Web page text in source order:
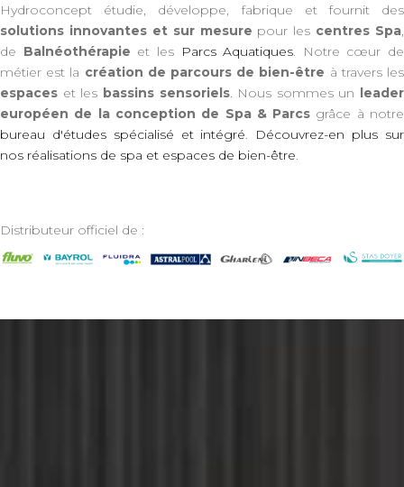
Hydroconcept étudie, développe, fabrique et fournit des
solutions innovantes et sur mesure pour les centres Spa
de Balnéothérapie et les Parcs Aquatiques . Notre cœur de
métier est la création de parcours de bien-être à travers les
espaces et les bassins sensoriels. Nous sommes un leader
européen de la conception de Spa & Parcs grâce à notre
bureau d'études spécialisé et intégré
Découvrez-en plus sur
nos réalisations de spa et espaces de bien-être
Distributeur officiel de :